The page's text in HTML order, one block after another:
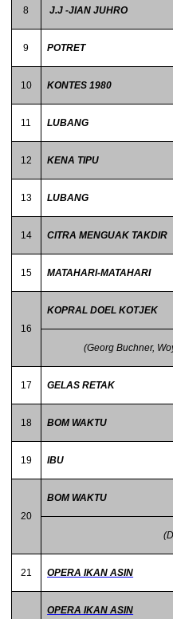
8 J.J -JIAN JUHRO
9 POTRET
10 KONTES 1980
11 LUBANG
12 KENA TIPU
13 LUBANG
14 CITRA MENGUAK TAKDIR
15 MATAHARI-MATAHARI
16
KOPRAL DOEL KOTJEK
(Georg Buchner,
17 GELAS RETAK
18 BOM WAKTU
19 IBU
20
BOM WAKTU
21 OPERA IKAN ASIN
OPERA IKAN ASIN